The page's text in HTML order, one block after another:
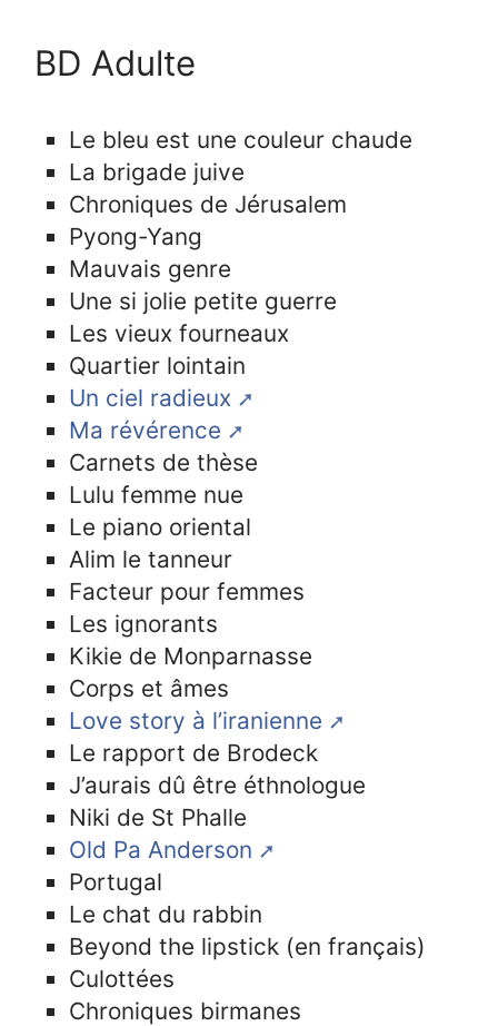
BD Adulte
Le bleu est une couleur chaude
La brigade juive
Chroniques de Jérusalem
Pyong-Yang
Mauvais genre
Une si jolie petite guerre
Les vieux fourneaux
Quartier lointain
Un ciel radieux
Ma révérence
Carnets de thèse
Lulu femme nue
Le piano oriental
Alim le tanneur
Facteur pour femmes
Les ignorants
Kikie de Monparnasse
Corps et âmes
Love story à l’iranienne
Le rapport de Brodeck
J’aurais dû être éthnologue
Niki de St Phalle
Old Pa Anderson
Portugal
Le chat du rabbin
Beyond the lipstick (en français)
Culottées
Chroniques birmanes